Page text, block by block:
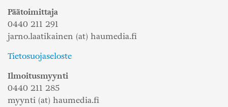
Päätoimittaja
0440 211 291
jarno.laatikainen (at) haumedia.fi
Tietosuojaseloste
Ilmoitusmyynti
0440 211 285
myynti (at) haumedia.fi